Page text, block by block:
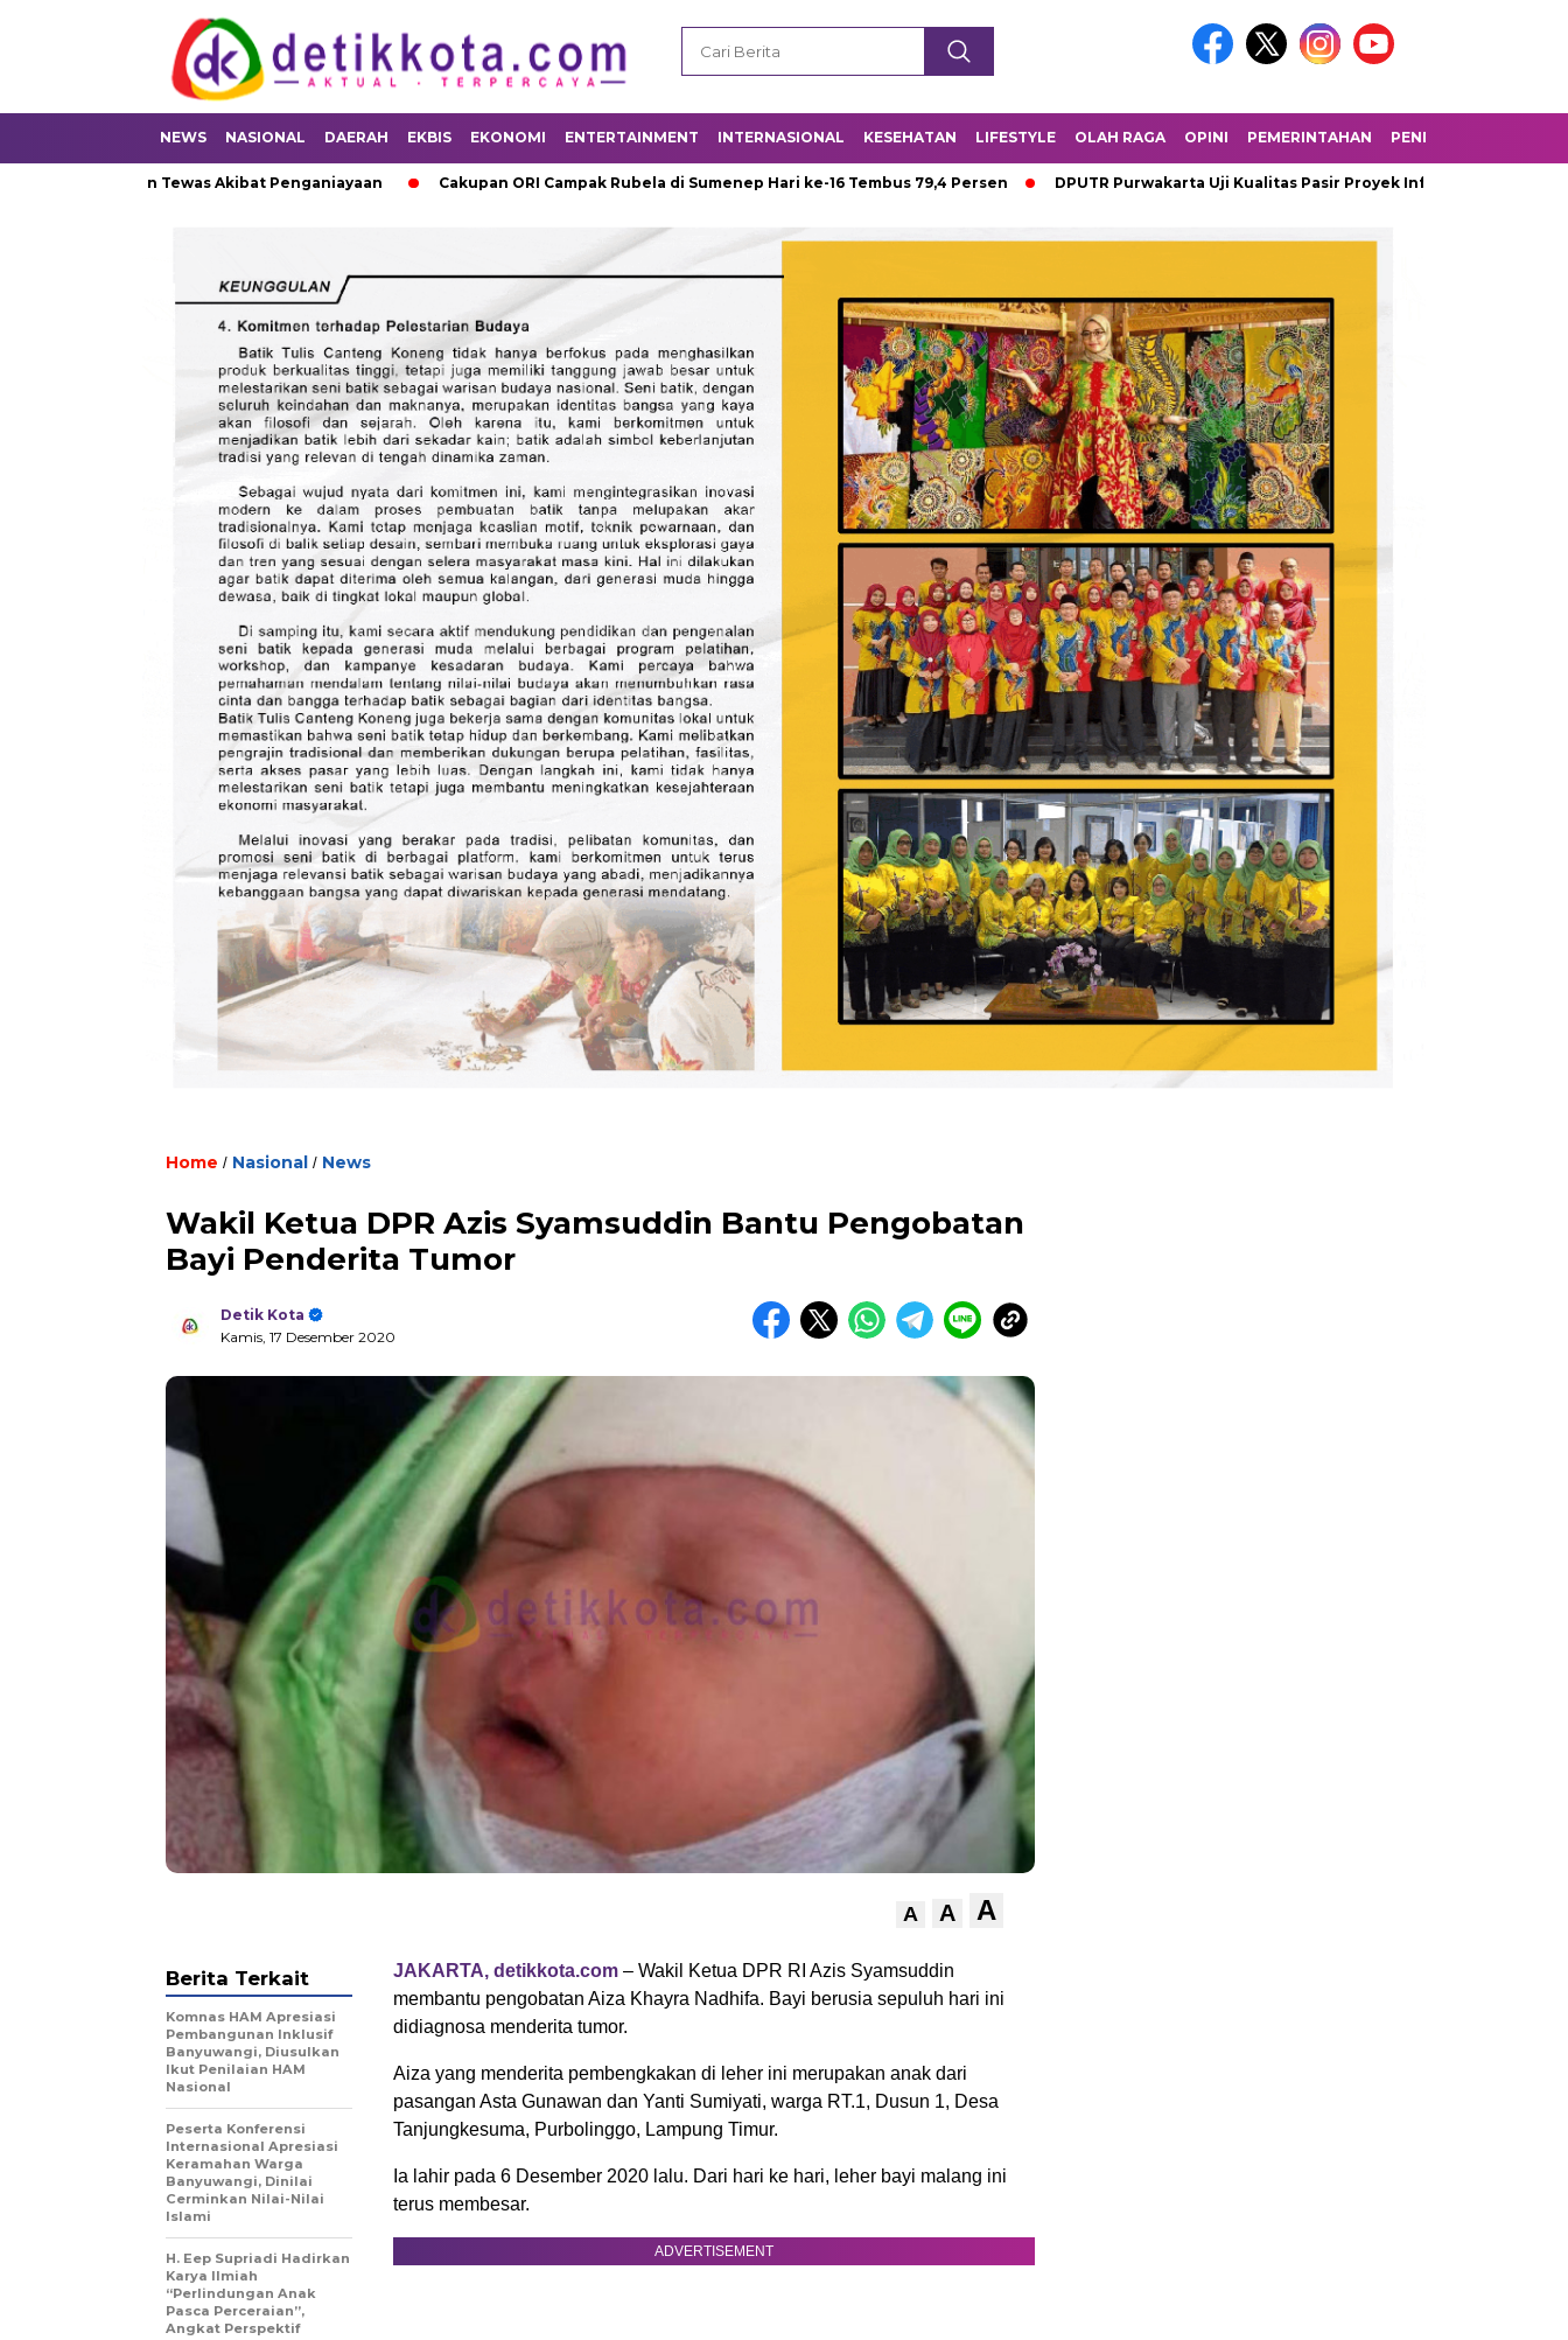
NEWS NASIONAL DAERAH EKBIS EKONOMI ENTERTAINMENT INTERNASIONAL KESEHATAN LIFESTYLE OLAH RAGA OPINI PEMERINTAHAN PENDIDIKAN
Tewas Akibat Penganiayaan Cakupan ORI Campak Rubela di Sumenep Hari ke-16 Tembus 79,4 Persen DPUTR Purwakarta Uji Kualitas Pasir Proyek Infrastruktur 2025
Home / Nasional / News
Wakil Ketua DPR Azis Syamsuddin Bantu Pengobatan
Bayi Penderita Tumor
Detik Kota
Kamis, 17 Desember 2020
A A A
JAKARTA, detikkota.com – Wakil Ketua DPR RI Azis Syamsuddin
membantu pengobatan Aiza Khayra Nadhifa. Bayi berusia sepuluh hari ini
didiagnosa menderita tumor.
Aiza yang menderita pembengkakan di leher ini merupakan anak dari
pasangan Asta Gunawan dan Yanti Sumiyati, warga RT.1, Dusun 1, Desa
Tanjungkesuma, Purbolinggo, Lampung Timur.
Ia lahir pada 6 Desember 2020 lalu. Dari hari ke hari, leher bayi malang ini
terus membesar.
ADVERTISEMENT
Berita Terkait
Komnas HAM Apresiasi
Pembangunan Inklusif
Banyuwangi, Diusulkan
Ikut Penilaian HAM
Nasional
Peserta Konferensi
Internasional Apresiasi
Keramahan Warga
Banyuwangi, Dinilai
Cerminkan Nilai-Nilai
Islami
H. Eep Supriadi Hadirkan
Karya Ilmiah
“Perlindungan Anak
Pasca Perceraian”,
Angkat Perspektif